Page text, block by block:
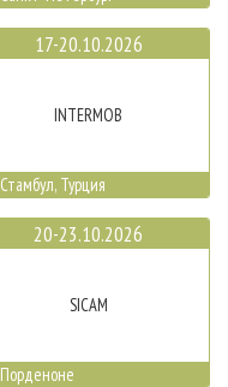
17-20.10.2026
INTERMOB
Стамбул, Турция
20-23.10.2026
SICAM
Порденоне